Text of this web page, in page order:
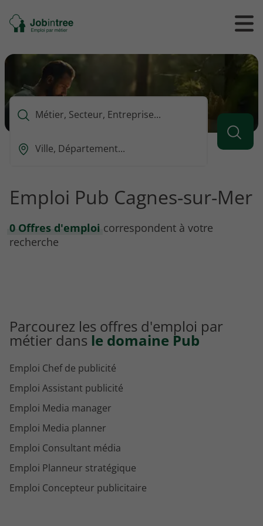
Se
rendre
l'accueil
Ouvrir
/
le
Que
vous
rechercher
Ou
vous
voulez
rechercher
?
Emploi Pub Cagnes-sur-Mer
0 Offres d'emploi correspondent à votre
recherche
Parcourez les offres d'emploi par
métier dans le domaine Pub
Emploi Chef de publicité
Emploi Assistant publicité
Emploi Media manager
Emploi Media planner
Emploi Consultant média
Emploi Planneur stratégique
Emploi Concepteur publicitaire